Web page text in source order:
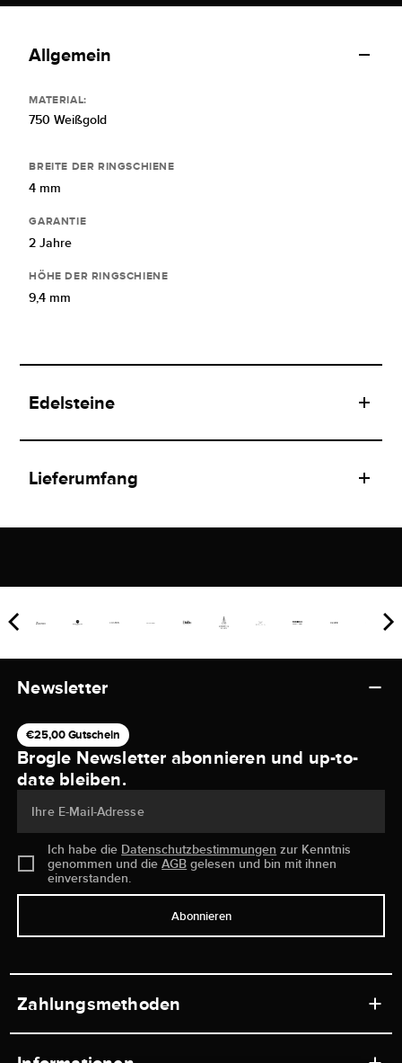
Allgemein
MATERIAL:
750 Weißgold
BREITE DER RINGSCHIENE
4 mm
GARANTIE
2 Jahre
HÖHE DER RINGSCHIENE
9,4 mm
Edelsteine
Lieferumfang
Newsletter
€25,00 Gutschein
Brogle Newsletter abonnieren und up-to-
date bleiben.
Ihre E-Mail-Adresse
Ich habe die Datenschutzbestimmungen zur Kenntnis
genommen und dieAGB gelesen und bin mit ihnen
einverstanden.
Abonnieren
Zahlungsmethoden